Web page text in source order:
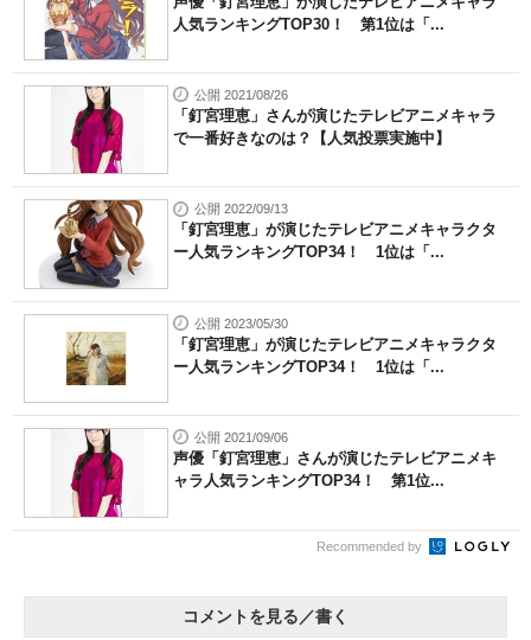
人気ランキングTOP30！ 第1位は「...
公開 2021/08/26
「釘宮理恵」さんが演じたテレビアニメキャラ
で一番好きなのは？【人気投票実施中】
公開 2022/09/13
「釘宮理恵」が演じたテレビアニメキャラクタ
ー人気ランキングTOP34！ 1位は「...
公開 2023/05/30
「釘宮理恵」が演じたテレビアニメキャラクタ
ー人気ランキングTOP34！ 1位は「...
公開 2021/09/06
声優「釘宮理恵」さんが演じたテレビアニメキ
ャラ人気ランキングTOP34！ 第1位...
Recommended by
コメントを見る／書く